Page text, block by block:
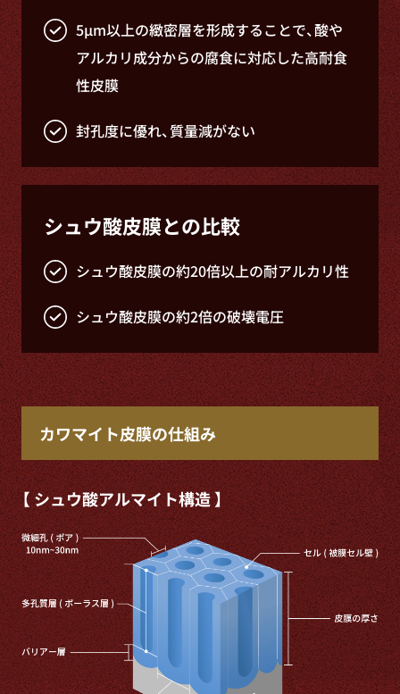
5μm以上の緻密層を形成することで、酸や
アルカリ成分からの腐食に対応した高耐食
性皮膜
封孔度に優れ、質量減がない
シュウ酸皮膜との比較
シュウ酸皮膜の約20倍以上の耐アルカリ性
シュウ酸皮膜の約2倍の破壊電圧
カワマイト皮膜の仕組み
【 シュウ酸アルマイト構造 】